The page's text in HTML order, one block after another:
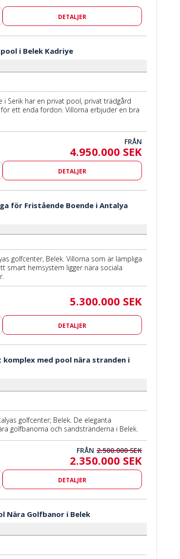
DETALJER
i Belek Kadriye
i Serik har en privat pool, privat trädgård
ett enda fordon. Villorna erbjuder en bra
FRÅN
4.950.000 SEK
DETALJER
för Fristående Boende i Antalya
golfcenter, Belek. Villorna som är lämpliga
smart hemsystem ligger nära sociala
5.300.000 SEK
DETALJER
med pool nära stranden i
golfcenter; Belek. De eleganta
golfbanorna och sandstränderna i Belek.
FRÅN 2.500.000 SEK
2.350.000 SEK
DETALJER
Nära Golfbanor i Belek